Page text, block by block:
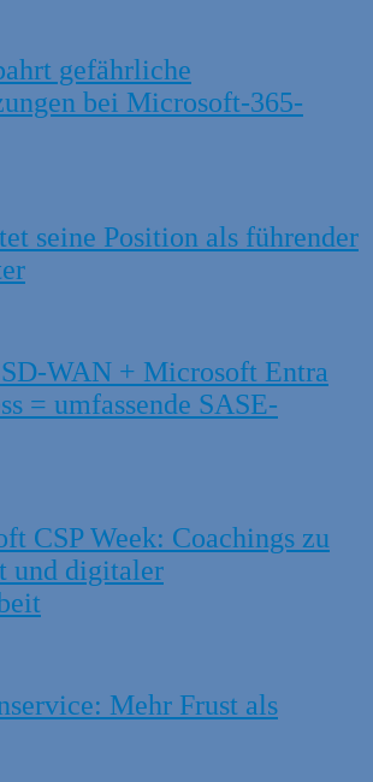
gefährliche
bei Microsoft-365-
seine Position als führender
SD-WAN + Microsoft Entra
= umfassende SASE-
CSP Week: Coachings zu
und digitaler
Mehr Frust als